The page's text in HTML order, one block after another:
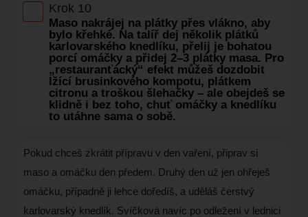
Krok 10
Maso nakrájej na plátky přes vlákno, aby
bylo křehké. Na talíř dej několik plátků
karlovarského knedlíku, přelij je bohatou
porcí omáčky a přidej 2–3 plátky masa. Pro
„restauranťácký“ efekt můžeš dozdobit
lžící brusinkového kompotu, plátkem
citronu a troškou šlehačky – ale obejdeš se
klidně i bez toho, chuť omáčky a knedlíku
to utáhne sama o sobě.
Pokud chceš zkrátit přípravu v den vaření, připrav si
maso a omáčku den předem. Druhý den už jen ohřeješ
omáčku, případně ji lehce doředíš, a uděláš čerstvý
karlovarský knedlík. Svíčková navíc po odležení v lednici